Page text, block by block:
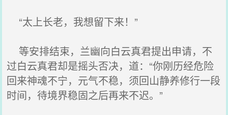
“太上长老，我想留下来！”
等安排结束，兰幽向白云真君提出申请，不
过白云真君却是摇头否决，道：“你刚历经危险
回来神魂不宁，元气不稳，须回山静养修行一段
时间，待境界稳固之后再来不迟。”